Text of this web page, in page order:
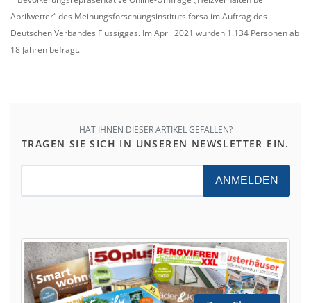
Aprilwetter“ des Meinungsforschungsinstituts forsa im Auftrag des
Deutschen Verbandes Flüssiggas. Im April 2021 wurden 1.134 Personen ab
18 Jahren befragt.
HAT IHNEN DIESER ARTIKEL GEFALLEN?
TRAGEN SIE SICH IN UNSEREN NEWSLETTER EIN.
ANMELDEN